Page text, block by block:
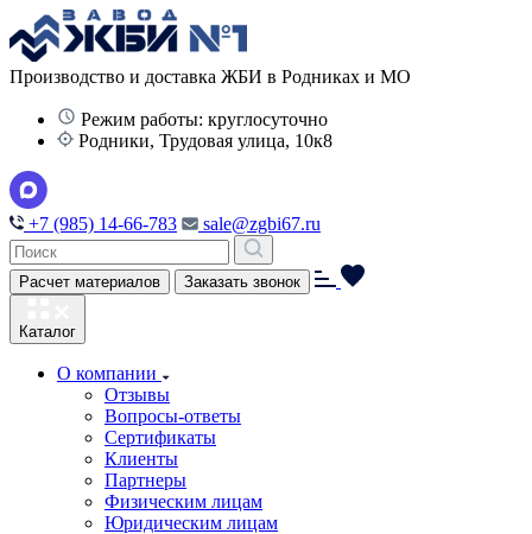
Производство и доставка ЖБИ в Родниках и МО
Режим работы: круглосуточно
Родники, Трудовая улица, 10к8
+7 (985) 14-66-783 sale@zgbi67.ru
Расчет материалов Заказать звонок
Каталог
О компании
Отзывы
Вопросы-ответы
Сертификаты
Клиенты
Партнеры
Физическим лицам
Юридическим лицам